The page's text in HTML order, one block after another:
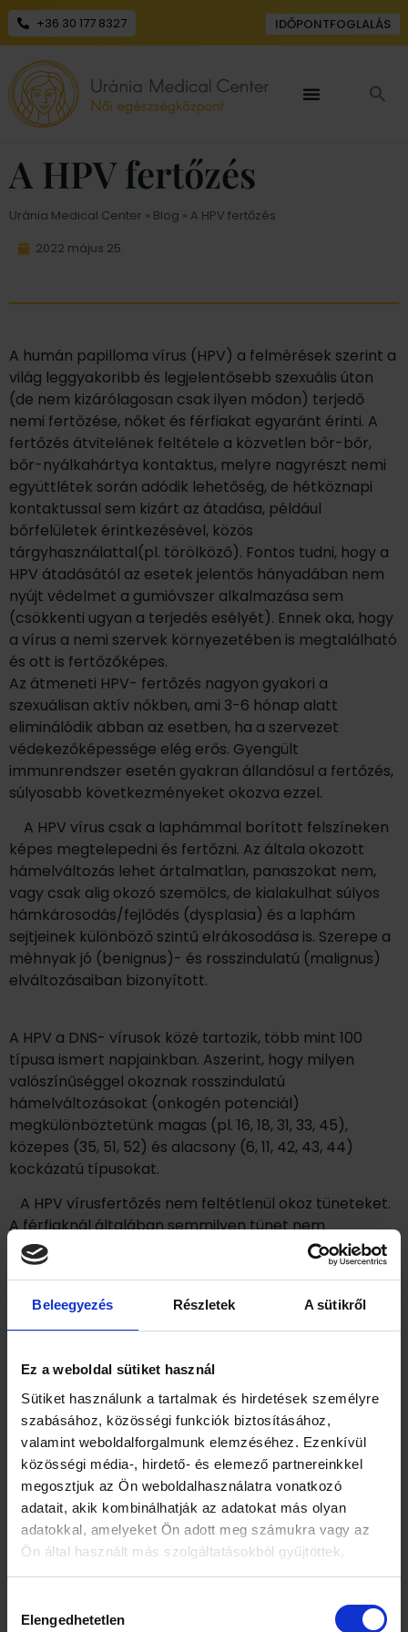
Beleegyezés Részletek A sütikről
Ez a weboldal sütiket használ
Sütiket használunk a tartalmak és hirdetések személyre
szabásához, közösségi funkciók biztosításához,
valamint weboldalforgalmunk elemzéséhez. Ezenkívül
közösségi média-, hirdető- és elemező partnereinkkel
megosztjuk az Ön weboldalhasználatra vonatkozó
adatait, akik kombinálhatják az adatokat más olyan
adatokkal, amelyeket Ön adott meg számukra vagy az
Ön által használt más szolgáltatásokból gyűjtöttek.
kiválasztása
Elengedhetetlen
+36 30 177 8327 IDŐPONTFOGLALÁS
A HPV fertőzés
Uránia Medical Center » Blog » A HPV fertőzés
2022 május 25.
A humán papilloma vírus (HPV) a felmérések szerint a
világ leggyakoribb és legjelentősebb szexuális úton
(de nem kizárólagosan csak ilyen módon) terjedő
nemi fertőzése, nőket és férfiakat egyaránt érinti. A
fertőzés átvitelének feltétele a közvetlen bőr-bőr,
bőr-nyálkahártya kontaktus, melyre nagyrészt nemi
együttlétek során adódik lehetőség, de hétköznapi
kontaktussal sem kizárt az átadása, például
bőrfelületek érintkezésével, közös
tárgyhasználattal(pl. törölköző). Fontos tudni, hogy a
HPV átadásától az esetek jelentős hányadában nem
nyújt védelmet a gumióvszer alkalmazása sem
(csökkenti ugyan a terjedés esélyét). Ennek oka, hogy
a vírus a nemi szervek környezetében is megtalálható
és ott is fertőzőképes.
Az átmeneti HPV- fertőzés nagyon gyakori a
szexuálisan aktív nőkben, ami 3-6 hónap alatt
eliminálódik abban az esetben, ha a szervezet
védekezőképessége elég erős. Gyengült
immunrendszer esetén gyakran állandósul a fertőzés,
súlyosabb következményeket okozva ezzel.
A HPV vírus csak a laphámmal borított felszíneken
képes megtelepedni és fertőzni. Az általa okozott
hámelváltozás lehet ártalmatlan, panaszokat nem,
vagy csak alig okozó szemölcs, de kialakulhat súlyos
hámkárosodás/fejlődés (dysplasia) és a laphám
sejtjeinek különböző szintű elrákosodása is. Szerepe a
méhnyak jó (benignus)- és rosszindulatú (malignus)
elváltozásaiban bizonyított.
A HPV a DNS- vírusok közé tartozik, több mint 100
típusa ismert napjainkban. Aszerint, hogy milyen
valószínűséggel okoznak rosszindulatú
hámelváltozásokat (onkogén potenciál)
megkülönböztetünk magas (pl. 16, 18, 31, 33, 45),
közepes (35, 51, 52) és alacsony (6, 11, 42, 43, 44)
kockázatú típusokat.
A HPV vírusfertőzés nem feltétlenül okoz tüneteket.
A férfiaknál általában semmilyen tünet nem
mutatkozik meg. A fertőzést számos esetben néhány
hónap alatt leküzdi az immunrendszerünk és anélkül
immunrendszer meggyengülése esetén kezdenek el
jelentkezni.
A vírus típusától, és onkogén potenciáljától függően
a következő elváltozásokat okozhatja:
Kialakulhatnak vírusos szemölcsök, amelynek
leggyakoribb helye a tenyerek, talpak.
Okozhatja Condyloma acuminatum kialakulását,
amely a szeméremtesten, és a végbélnyílás
(peranalis) régiójában, elszórtan, kisebb, vagy
nagyobb csoportokban elhelyezkedő, körülbelül
gombostűfejnyi nagyságú, felszínből jelentősen
kiemelkedő szemölcsök formájában mutatkozik
meg. Ehhez gyakran társul bő, híg hüvelyi folyás
is.